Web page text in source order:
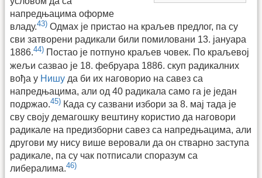
напредњацима оформе
владу.43) Одмах је пристао на краљев предлог, па су
сви затворени радикали били помиловани 13. јануара
1886.44) Постао је потпуно краљев човек. По краљевој
жељи сазвао је 18. фебруара 1886. скуп радикалних
вођа у Нишу да би их наговорио на савез са
напредњацима, али од 40 радикала само га је један
подржао.45) Када су сазвани избори за 8. мај тада је
сву своју демагошку вештину користио да наговори
радикале на предизборни савез са напредњацима, али
другови му нису више веровали да он стварно заступа
радикале, па су чак потписали споразум са
либералима.46)